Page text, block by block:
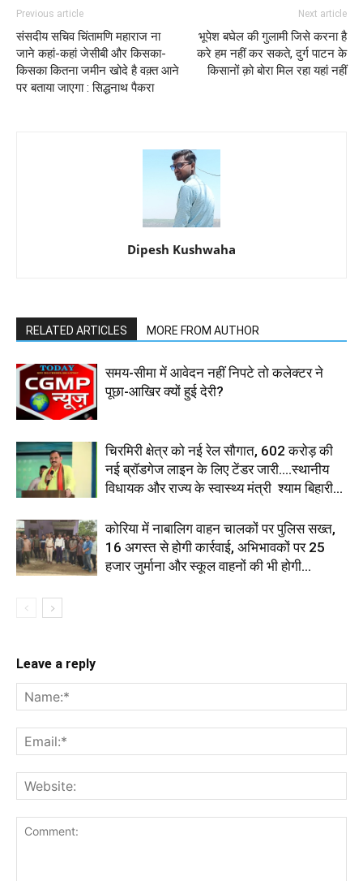
Previous article
संसदीय सचिव चिंतामणि महाराज ना
जाने कहां-कहां जेसीबी और किसका-
किसका कितना जमीन खोदे है वक़्त आने
पर बताया जाएगा : सिद्धनाथ पैकरा
Next article
भूपेश बघेल की गुलामी जिसे करना है
करे हम नहीं कर सकते, दुर्ग पाटन के
किसानों क़ो बोरा मिल रहा यहां नहीं
Dipesh Kushwaha
RELATED ARTICLES MORE FROM AUTHOR
समय-सीमा में आवेदन नहीं निपटे तो कलेक्टर ने
पूछा-आखिर क्यों हुई देरी?
चिरमिरी क्षेत्र को नई रेल सौगात, 602 करोड़ की
नई ब्रॉडगेज लाइन के लिए टेंडर जारी....स्थानीय
विधायक और राज्य के स्वास्थ्य मंत्री श्याम बिहारी...
कोरिया में नाबालिग वाहन चालकों पर पुलिस सख्त,
16 अगस्त से होगी कार्रवाई, अभिभावकों पर 25
हजार जुर्माना और स्कूल वाहनों की भी होगी...
Leave a reply